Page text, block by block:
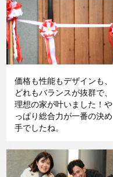
価格も性能もデザインも、
どれもバランスが抜群で、
理想の家が叶いました！や
っぱり総合力が一番の決め
手でしたね。